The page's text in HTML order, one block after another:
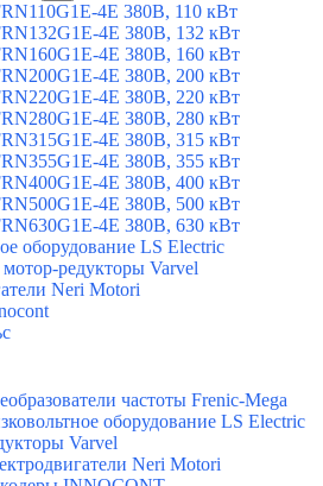
4E 380В, 110 кВт
4E 380В, 132 кВт
4E 380В, 160 кВт
4E 380В, 200 кВт
4E 380В, 220 кВт
4E 380В, 280 кВт
4E 380В, 315 кВт
4E 380В, 355 кВт
4E 380В, 400 кВт
4E 380В, 500 кВт
4E 380В, 630 кВт
оборудование LS Electric
редукторы Varvel
Neri Motori
частоты Frenic-Mega
оборудование LS Electric
Varvel
Neri Motori